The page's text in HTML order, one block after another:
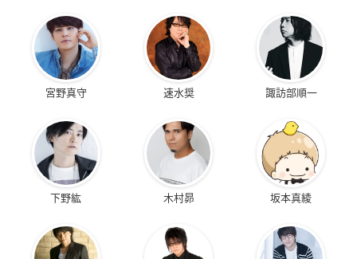
宮野真守 速水奨 諏訪部順一
下野紘 木村昴 坂本真綾